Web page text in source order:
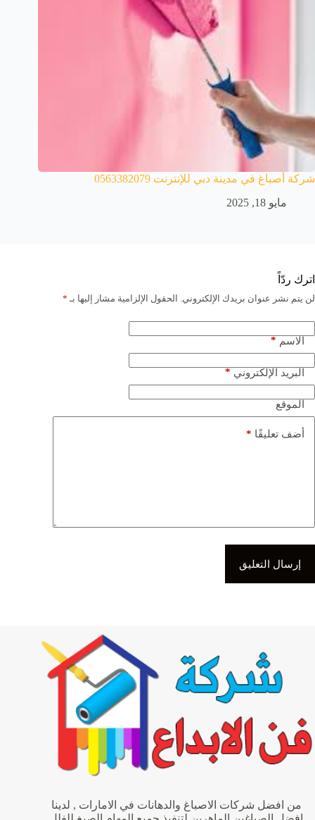
شركة أصباغ في مدينة دبي للإنترنت 0563382079
مايو 18, 2025
اترك ردّاً
لن يتم نشر عنوان بريدك الإلكتروني. الحقول الإلزامية مشار إليها بـ *
الاسم *
البريد الإلكتروني *
الموقع
أضف تعليقًا *
إرسال التعليق
من افضل شركات الاصباغ والدهانات في الامارات , لدينا